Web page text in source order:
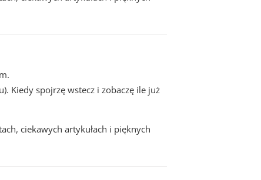
Kiedy spojrzę wstecz i zobaczę ile już
ciekawych artykułach i pięknych